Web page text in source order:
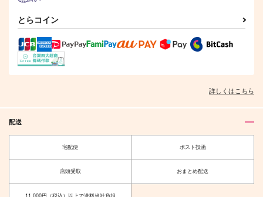
樹洞の森
メメントミント
脱落者 山姥切長義
カート
君とつむぐ物語
専売 1,100円（税込）
カート
いずれの人にも、その
人の本を
山姥切国広×山姥切長義
カート
とらコイン
詳しくはこちら
配送
宅配便 ポスト投函
店頭受取 おまとめ配送